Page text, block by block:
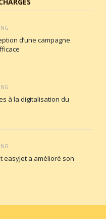
d’une campagne
à la digitalisation du
easyJet a amélioré son